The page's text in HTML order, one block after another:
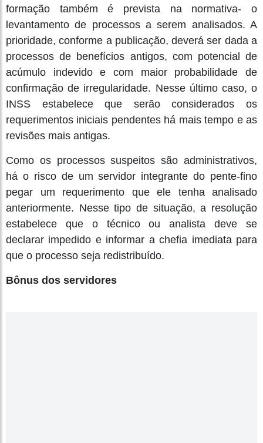
formação também é prevista na normativa- o
levantamento de processos a serem analisados. A
prioridade, conforme a publicação, deverá ser dada a
processos de benefícios antigos, com potencial de
acúmulo indevido e com maior probabilidade de
confirmação de irregularidade. Nesse último caso, o
INSS estabelece que serão considerados os
requerimentos iniciais pendentes há mais tempo e as
revisões mais antigas.
Como os processos suspeitos são administrativos,
há o risco de um servidor integrante do pente-fino
pegar um requerimento que ele tenha analisado
anteriormente. Nesse tipo de situação, a resolução
estabelece que o técnico ou analista deve se
declarar impedido e informar a chefia imediata para
que o processo seja redistribuído.
Bônus dos servidores